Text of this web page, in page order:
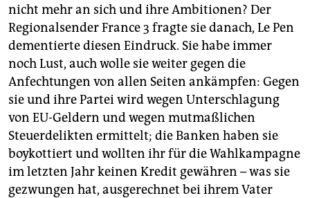
nicht mehr an sich und ihre Ambitionen? Der
Regionalsender France 3 fragte sie danach, Le Pen
dementierte diesen Eindruck. Sie habe immer
noch Lust, auch wolle sie weiter gegen die
Anfechtungen von allen Seiten ankämpfen: Gegen
sie und ihre Partei wird wegen Unterschlagung
von EU-Geldern und wegen mutmaßlichen
Steuerdelikten ermittelt; die Banken haben sie
boykottiert und wollten ihr für die Wahlkampagne
im letzten Jahr keinen Kredit gewähren – was sie
gezwungen hat, ausgerechnet bei ihrem Vater